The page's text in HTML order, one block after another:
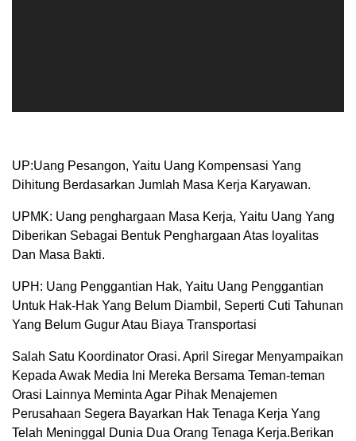
UP:Uang Pesangon, Yaitu Uang Kompensasi Yang
Dihitung Berdasarkan Jumlah Masa Kerja Karyawan.
UPMK: Uang penghargaan Masa Kerja, Yaitu Uang Yang
Diberikan Sebagai Bentuk Penghargaan Atas loyalitas
Dan Masa Bakti.
UPH: Uang Penggantian Hak, Yaitu Uang Penggantian
Untuk Hak-Hak Yang Belum Diambil, Seperti Cuti Tahunan
Yang Belum Gugur Atau Biaya Transportasi
Salah Satu Koordinator Orasi. April Siregar Menyampaikan
Kepada Awak Media Ini Mereka Bersama Teman-teman
Orasi Lainnya Meminta Agar Pihak Menajemen
Perusahaan Segera Bayarkan Hak Tenaga Kerja Yang
Telah Meninggal Dunia Dua Orang Tenaga Kerja.Berikan